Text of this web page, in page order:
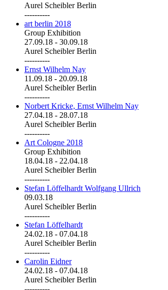
Aurel Scheibler Berlin
----------
art berlin 2018
Group Exhibition
27.09.18 - 30.09.18
Aurel Scheibler Berlin
----------
Ernst Wilhelm Nay
11.09.18 - 20.09.18
Aurel Scheibler Berlin
----------
Norbert Kricke, Ernst Wilhelm Nay
27.04.18 - 28.07.18
Aurel Scheibler Berlin
----------
Art Cologne 2018
Group Exhibition
18.04.18 - 22.04.18
Aurel Scheibler Berlin
----------
Stefan Löffelhardt Wolfgang Ullrich
09.03.18
Aurel Scheibler Berlin
----------
Stefan Löffelhardt
24.02.18 - 07.04.18
Aurel Scheibler Berlin
----------
Carolin Eidner
24.02.18 - 07.04.18
Aurel Scheibler Berlin